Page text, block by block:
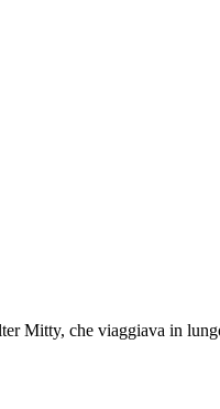
Mitty, che viaggiava in